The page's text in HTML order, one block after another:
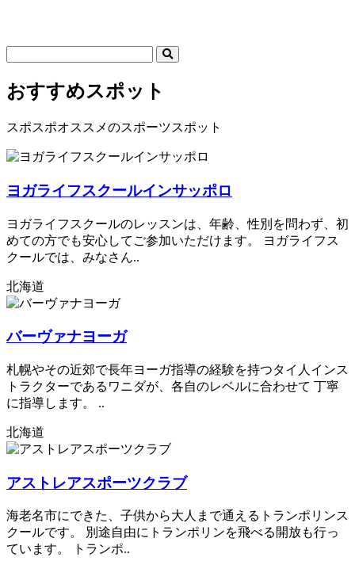
おすすめスポット
スポスポオススメのスポーツスポット
ヨガライフスクールインサッポロ
ヨガライフスクールのレッスンは、年齢、性別を問わず、初
めての方でも安心してご参加いただけます。 ヨガライフス
クールでは、みなさん..
北海道
バーヴァナヨーガ
札幌やその近郊で長年ヨーガ指導の経験を持つタイ人インス
トラクターであるワニダが、各自のレベルに合わせて 丁寧
に指導します。 ..
北海道
アストレアスポーツクラブ
海老名市にできた、子供から大人まで通えるトランポリンス
クールです。 別途自由にトランポリンを飛べる開放も行っ
ています。 トランポ..